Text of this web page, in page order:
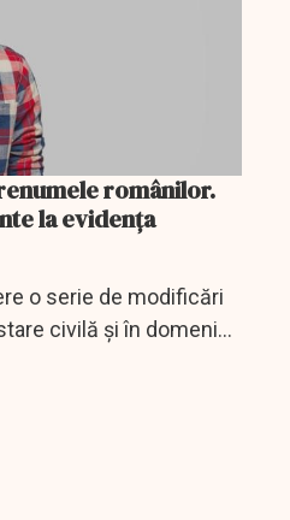
românilor.
la evidența
o serie de modificări
civilă și în domeniul